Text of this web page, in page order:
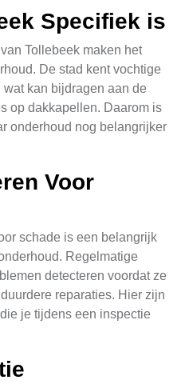
Specifiek is
Tollebeek maken het
De stad kent vochtige
kan bijdragen aan de
op dakkapellen. Daarom is
onderhoud nog belangrijker
Voor
schade is een belangrijk
Regelmatige
detecteren voordat ze
reparaties. Hier zijn
je tijdens een inspectie